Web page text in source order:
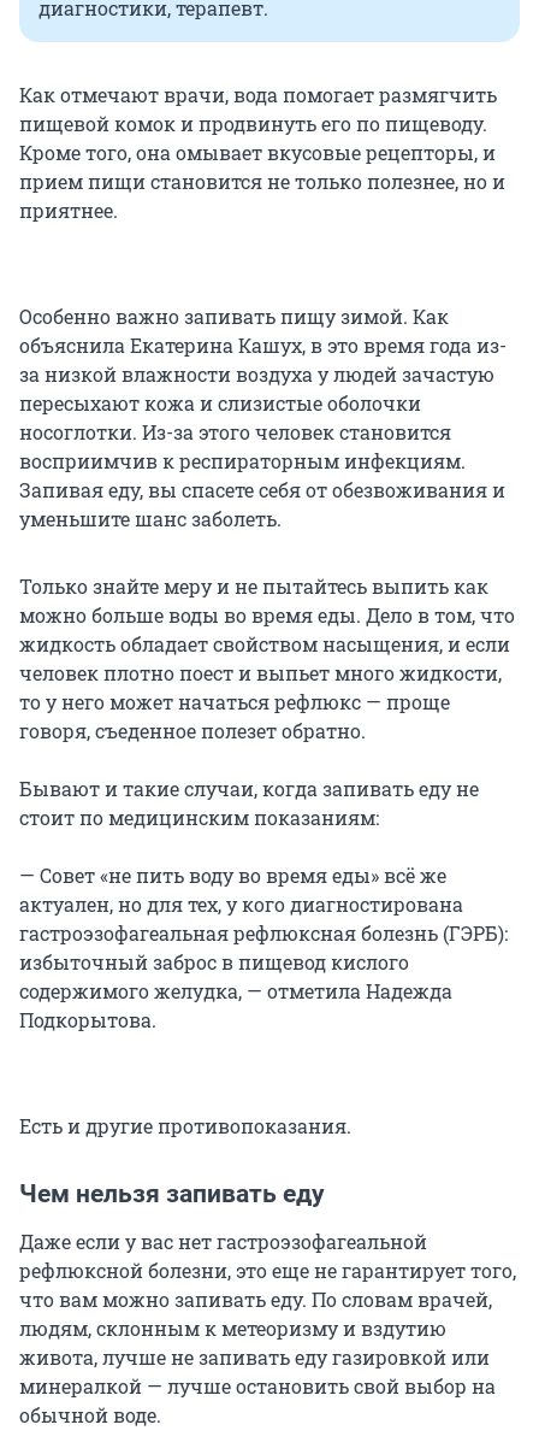
диагностики, терапевт.
Как отмечают врачи, вода помогает размягчить
пищевой комок и продвинуть его по пищеводу.
Кроме того, она омывает вкусовые рецепторы, и
прием пищи становится не только полезнее, но и
приятнее.
Особенно важно запивать пищу зимой. Как
объяснила Екатерина Кашух, в это время года из-
за низкой влажности воздуха у людей зачастую
пересыхают кожа и слизистые оболочки
носоглотки. Из-за этого человек становится
восприимчив к респираторным инфекциям.
Запивая еду, вы спасете себя от обезвоживания и
уменьшите шанс заболеть.
Только знайте меру и не пытайтесь выпить как
можно больше воды во время еды. Дело в том, что
жидкость обладает свойством насыщения, и если
человек плотно поест и выпьет много жидкости,
то у него может начаться рефлюкс — проще
говоря, съеденное полезет обратно.
Бывают и такие случаи, когда запивать еду не
стоит по медицинским показаниям:
— Совет «не пить воду во время еды» всё же
актуален, но для тех, у кого диагностирована
гастроэзофагеальная рефлюксная болезнь (ГЭРБ):
избыточный заброс в пищевод кислого
содержимого желудка, — отметила Надежда
Подкорытова.
Есть и другие противопоказания.
Чем нельзя запивать еду
Даже если у вас нет гастроэзофагеальной
рефлюксной болезни, это еще не гарантирует того,
что вам можно запивать еду. По словам врачей,
людям, склонным к метеоризму и вздутию
живота, лучше не запивать еду газировкой или
минералкой — лучше остановить свой выбор на
обычной воде.